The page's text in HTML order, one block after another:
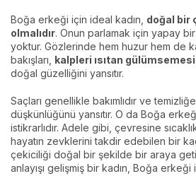
Boğa erkeği için ideal kadın, doğal bir
olmalıdır. Onun parlamak için yapay
yoktur. Gözlerinde hem huzur hem de
bakışları, kalpleri ısıtan gülümsemesi
doğal güzelliğini yansıtır.
Saçları genellikle bakımlıdır ve
düşkünlüğünü yansıtır. O da Boğa
istikrarlıdır. Adele gibi, çevresine
hayatın zevklerini takdir edebilen bir
çekiciliği doğal bir şekilde bir araya
anlayışı gelişmiş bir kadın, Boğa erkeği